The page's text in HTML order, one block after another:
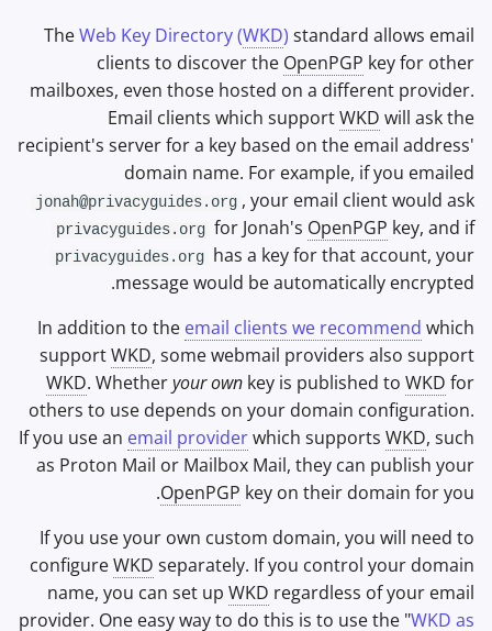
TheWeb Key Directory (WKD) standard allows email
clients to discover the OpenPGP key for other
mailboxes, even those hosted on a different provider.
Email clients which supportWKD will ask the
recipient's server for a key based on the email address'
domain name. For example, if you emailed
jonah@privacyguides.org , your email client would ask
privacyguides.org for Jonah's OpenPGP key, and if
privacyguides.org has a key for that account, your
message would be automatically encrypted.
In addition to the email clients we recommend which
supportWKD, some webmail providers also support
WKD. Whetheryour own key is published to WKD for
others to use depends on your domain configuration.
If you use an email providerwhich supports WKD, such
as Proton Mail or Mailbox Mail, they can publish your
OpenPGP key on their domain for you.
If you use your own custom domain, you will need to
configureWKD separately. If you control your domain
name, you can set up WKD regardless of your email
provider. One easy way to do this is to use the "WKD as